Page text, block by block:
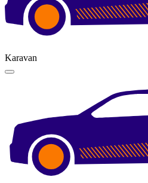
Karavan